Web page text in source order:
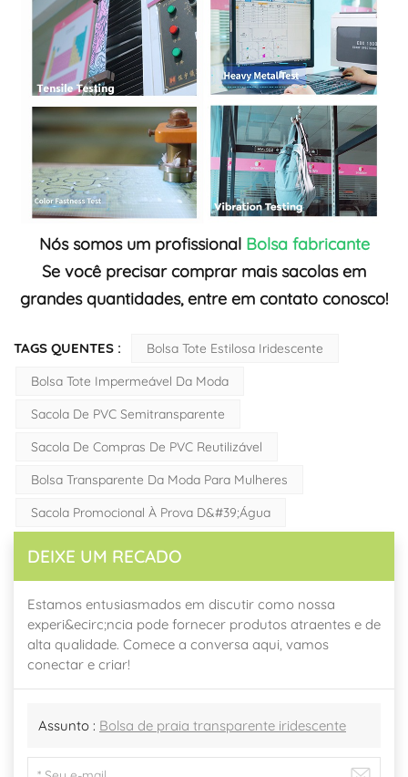
Nós somos um profissional Bolsafabricante
Se você precisar comprar mais sacolas em
grandes quantidades, entre em contato conosco!
TAGS QUENTES :
Bolsa Tote Estilosa Iridescente
Bolsa Tote Impermeável Da Moda
Sacola De PVC Semitransparente
Sacola De Compras De PVC Reutilizável
Bolsa Transparente Da Moda Para Mulheres
Sacola Promocional À Prova D&#39;água
DEIXE UM RECADO
Estamos entusiasmados em discutir como nossa
experi&ecirc;ncia pode fornecer produtos atraentes e de
alta qualidade. Comece a conversa aqui, vamos
conectar e criar!
Assunto : Bolsa de praia transparente iridescente